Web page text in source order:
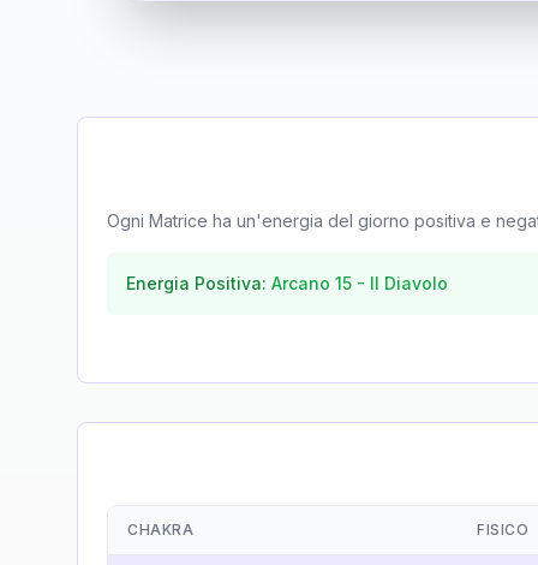
Ogni Matrice ha un'energia del giorno positiva e
Energia Positiva: Arcano 15 - Il Diavolo
CHAKRA FISICO